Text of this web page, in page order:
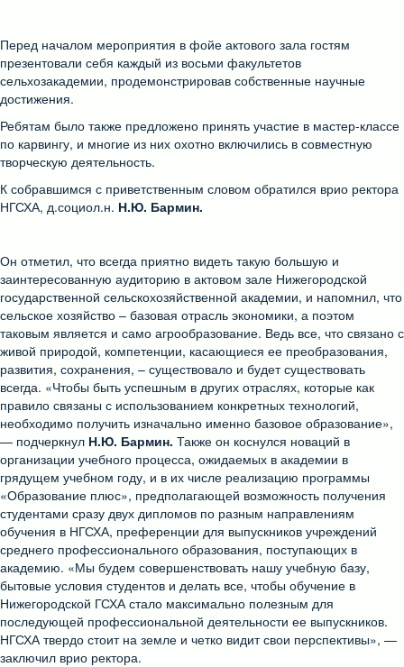
Перед началом мероприятия в фойе актового зала гостям
презентовали себя каждый из восьми факультетов
сельхозакадемии, продемонстрировав собственные научные
достижения.
Ребятам было также предложено принять участие в мастер-классе
по карвингу, и многие из них охотно включились в совместную
творческую деятельность.
К собравшимся с приветственным словом обратился врио ректора
НГСХА, д.социол.н. Н.Ю. Бармин.
Он отметил, что всегда приятно видеть такую большую и
заинтересованную аудиторию в актовом зале Нижегородской
государственной сельскохозяйственной академии, и напомнил, что
сельское хозяйство – базовая отрасль экономики, а поэтом
таковым является и само агрообразование. Ведь все, что связано с
живой природой, компетенции, касающиеся ее преобразования,
развития, сохранения, – существовало и будет существовать
всегда. «Чтобы быть успешным в других отраслях, которые как
правило связаны с использованием конкретных технологий,
необходимо получить изначально именно базовое образование»,
— подчеркнул Н.Ю. Бармин. Также он коснулся новаций в
организации учебного процесса, ожидаемых в академии в
грядущем учебном году, и в их числе реализацию программы
«Образование плюс», предполагающей возможность получения
студентами сразу двух дипломов по разным направлениям
обучения в НГСХА, преференции для выпускников учреждений
среднего профессионального образования, поступающих в
академию. «Мы будем совершенствовать нашу учебную базу,
бытовые условия студентов и делать все, чтобы обучение в
Нижегородской ГСХА стало максимально полезным для
последующей профессиональной деятельности ее выпускников.
НГСХА твердо стоит на земле и четко видит свои перспективы», —
заключил врио ректора.